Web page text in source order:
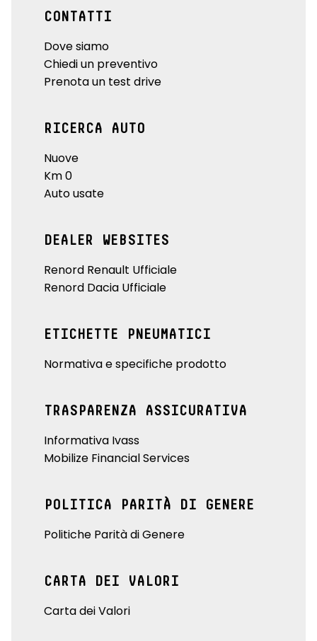
CONTATTI
Dove siamo
Chiedi un preventivo
Prenota un test drive
RICERCA AUTO
Nuove
Km 0
Auto usate
DEALER WEBSITES
Renord Renault Ufficiale
Renord Dacia Ufficiale
ETICHETTE PNEUMATICI
Normativa e specifiche prodotto
TRASPARENZA ASSICURATIVA
Informativa Ivass
Mobilize Financial Services
POLITICA PARITÀ DI GENERE
Politiche Parità di Genere
CARTA DEI VALORI
Carta dei Valori